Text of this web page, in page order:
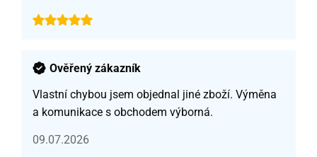
Ověřený zákazník
Vlastní chybou jsem objednal jiné zboží. Výměna
a komunikace s obchodem výborná.
09.07.2026